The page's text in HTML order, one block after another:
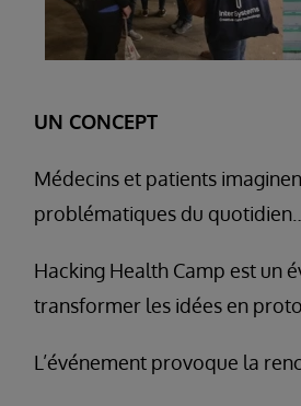
UN CONCEPT
Médecins et patients
problématiques du
Hacking Health Camp est un
transformer les idées en
L’événement provoque la